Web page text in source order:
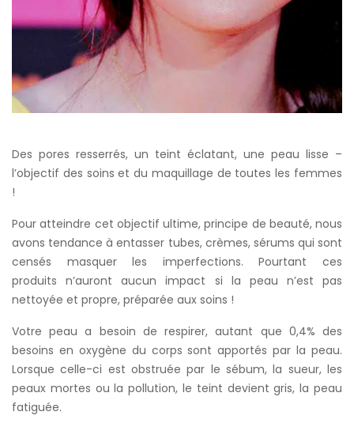
Des pores resserrés, un teint éclatant, une peau lisse –
l’objectif des soins et du maquillage de toutes les femmes
!
Pour atteindre cet objectif ultime, principe de beauté, nous
avons tendance à entasser tubes, crèmes, sérums qui sont
censés masquer les imperfections. Pourtant ces
produits n’auront aucun impact si la peau n’est pas
nettoyée et propre, préparée aux soins !
Votre peau a besoin de respirer, autant que 0,4% des
besoins en oxygène du corps sont apportés par la peau.
Lorsque celle-ci est obstruée par le sébum, la sueur, les
peaux mortes ou la pollution, le teint devient gris, la peau
fatiguée.